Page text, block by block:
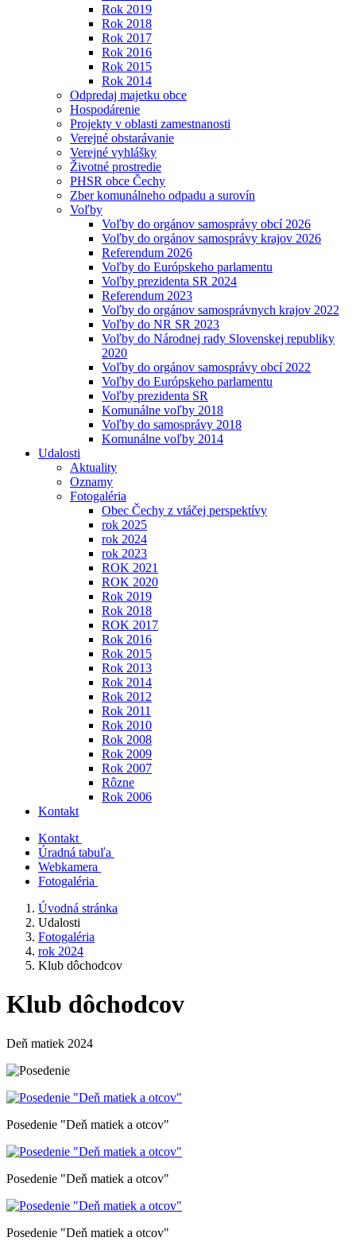
Rok 2019
Rok 2018
Rok 2017
Rok 2016
Rok 2015
Rok 2014
Odpredaj majetku obce
Hospodárenie
Projekty v oblasti zamestnanosti
Verejné obstarávanie
Verejné vyhlášky
Životné prostredie
PHSR obce Čechy
Zber komunálneho odpadu a surovín
Voľby
Voľby do orgánov samosprávy obcí 2026
Voľby do orgánov samosprávy krajov 2026
Referendum 2026
Voľby do Európskeho parlamentu
Voľby prezidenta SR 2024
Referendum 2023
Voľby do orgánov samosprávnych krajov 2022
Voľby do NR SR 2023
Voľby do Národnej rady Slovenskej republiky
2020
Voľby do orgánov samosprávy obcí 2022
Voľby do Európskeho parlamentu
Voľby prezidenta SR
Komunálne voľby 2018
Voľby do samosprávy 2018
Komunálne voľby 2014
Udalosti
Aktuality
Oznamy
Fotogaléria
Obec Čechy z vtáčej perspektívy
rok 2025
rok 2024
rok 2023
ROK 2021
ROK 2020
Rok 2019
Rok 2018
ROK 2017
Rok 2016
Rok 2015
Rok 2013
Rok 2014
Rok 2012
Rok 2011
Rok 2010
Rok 2008
Rok 2009
Rok 2007
Rôzne
Rok 2006
Kontakt
Kontakt
Úradná tabuľa
Webkamera
Fotogaléria
Úvodná stránka
Udalosti
Fotogaléria
rok 2024
Klub dôchodcov
Klub dôchodcov
Deň matiek 2024
Posedenie "Deň matiek a otcov"
Posedenie "Deň matiek a otcov"
Posedenie "Deň matiek a otcov"